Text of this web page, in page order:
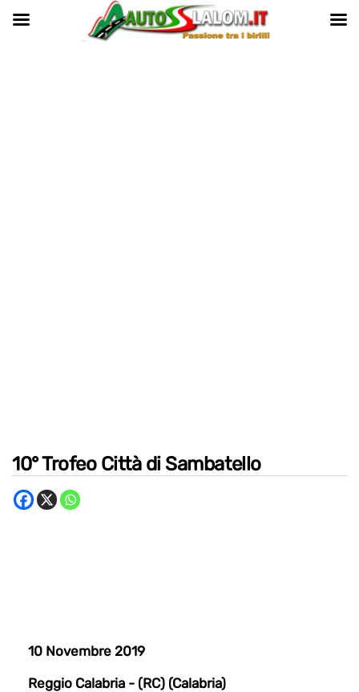
10° Trofeo Città di Sambatello
10 Novembre 2019
Reggio Calabria - (RC) (Calabria)